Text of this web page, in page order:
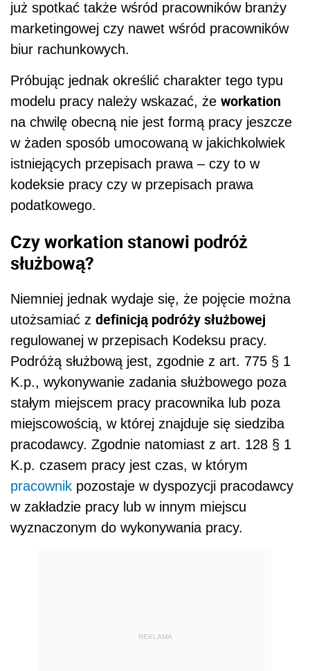
już spotkać także wśród pracowników branży
marketingowej czy nawet wśród pracowników
biur rachunkowych.
Próbując jednak określić charakter tego typu
modelu pracy należy wskazać, że workation
na chwilę obecną nie jest formą pracy jeszcze
w żaden sposób umocowaną w jakichkolwiek
istniejących przepisach prawa – czy to w
kodeksie pracy czy w przepisach prawa
podatkowego.
Czy workation stanowi podróż
służbową?
Niemniej jednak wydaje się, że pojęcie można
utożsamiać z definicją podróży służbowej
regulowanej w przepisach Kodeksu pracy.
Podróżą służbową jest, zgodnie z art. 775 § 1
K.p., wykonywanie zadania służbowego poza
stałym miejscem pracy pracownika lub poza
miejscowością, w której znajduje się siedziba
pracodawcy. Zgodnie natomiast z art. 128 § 1
K.p. czasem pracy jest czas, w którym
pracownik pozostaje w dyspozycji pracodawcy
w zakładzie pracy lub w innym miejscu
wyznaczonym do wykonywania pracy.
REKLAMA